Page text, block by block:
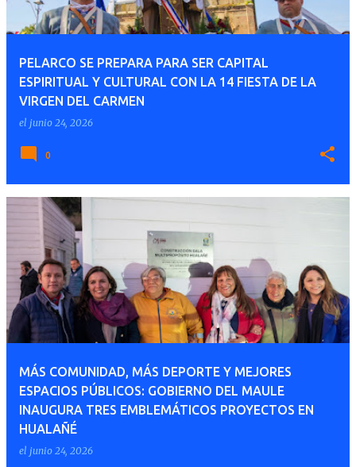
PELARCO SE PREPARA PARA SER CAPITAL
ESPIRITUAL Y CULTURAL CON LA 14 FIESTA DE LA
VIRGEN DEL CARMEN
el junio 24, 2026
0
MÁS COMUNIDAD, MÁS DEPORTE Y MEJORES
ESPACIOS PÚBLICOS: GOBIERNO DEL MAULE
INAUGURA TRES EMBLEMÁTICOS PROYECTOS EN
HUALAÑÉ
el junio 24, 2026